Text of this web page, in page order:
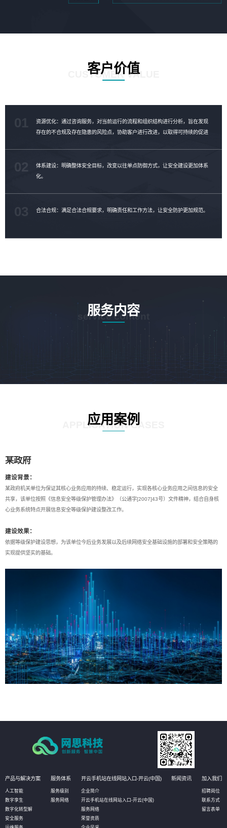
客户价值
CUSTOMER VALUE
资源优化：通过咨询服务，对当前运行的流程和组织结构进行分析，旨在发现
存在的不合规及存在隐患的风险点，协助客户进行改进，以取得可持续的促进
体系建设：明确整体安全目标，改变以往单点防御方式，让安全建设更加体系
化。
02
合法合规：满足合法合规要求，明确责任和工作方法，让安全防护更加规范。
03
服务内容
service content
应用案例
APPLICATION CASES
某政府
建设背景：
某政府机关单位为保证其核心业务应用的持续、稳定运行，实现各核心业务应用之间信息的安全
共享，该单位按照《信息安全等级保护管理办法》（公通字[2007]43号）文件精神，结合自身核
心业务系统特点开展信息安全等级保护建设整改工作。
建设效果：
依据等级保护建设思想，为该单位今后业务发展以及后续网络安全基础设施的部署和安全策略的
实现提供坚实的基础。
产品与解决方案
人工智能
数字孪生
数字化转型解
安全服务
服务体系
服务级别
服务网络
开云手机站在线网站入口-开云(中国)
企业简介
开云手机站在线网站入口-开云(中国)
服务网络
荣誉资质
新闻资讯 加入我们
招聘岗位
联系方式
留言表单